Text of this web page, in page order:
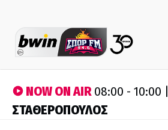
NOW ON AIR08:00 - 10:00 |
ΣΤΑΘΕΡΟΠΟΥΛΟΣ